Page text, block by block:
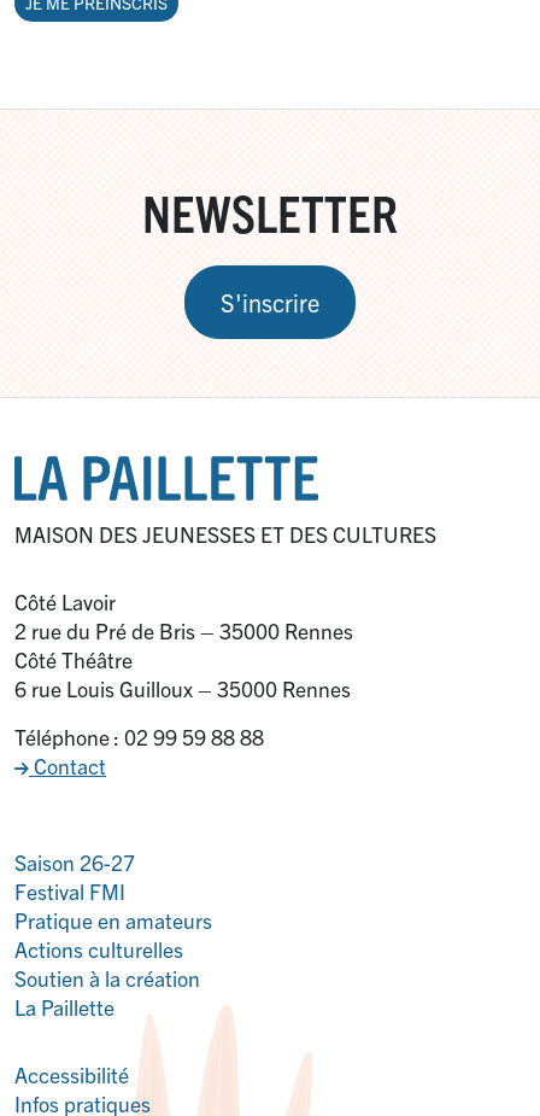
NEWSLETTER
S'inscrire
MAISON DES JEUNESSES ET DES CULTURES
Côté Lavoir
2 rue du Pré de Bris – 35000 Rennes
Côté Théâtre
6 rue Louis Guilloux – 35000 Rennes
Téléphone : 02 99 59 88 88
Contact
Saison 26-27
Festival FMI
Pratique en amateurs
Actions culturelles
Soutien à la création
La Paillette
Accessibilité
Infos pratiques